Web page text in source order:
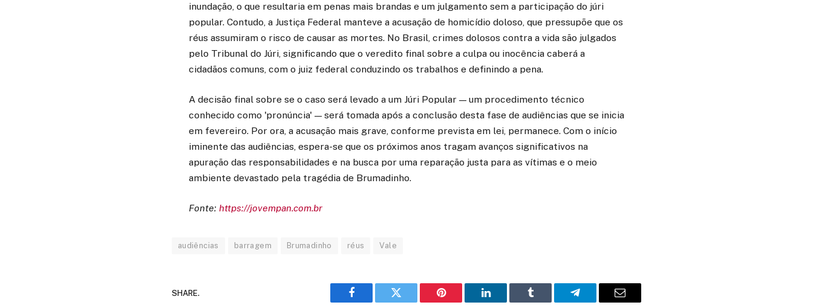
inundação, o que resultaria em penas mais brandas e um julgamento sem a participação do júri
popular. Contudo, a Justiça Federal manteve a acusação de homicídio doloso, que pressupõe que os
réus assumiram o risco de causar as mortes. No Brasil, crimes dolosos contra a vida são julgados
pelo Tribunal do Júri, significando que o veredito final sobre a culpa ou inocência caberá a
cidadãos comuns, com o juiz federal conduzindo os trabalhos e definindo a pena.
A decisão final sobre se o caso será levado a um Júri Popular — um procedimento técnico
conhecido como 'pronúncia' — será tomada após a conclusão desta fase de audiências que se inicia
em fevereiro. Por ora, a acusação mais grave, conforme prevista em lei, permanece. Com o início
iminente das audiências, espera-se que os próximos anos tragam avanços significativos na
apuração das responsabilidades e na busca por uma reparação justa para as vítimas e o meio
ambiente devastado pela tragédia de Brumadinho.
Fonte: https://jovempan.com.br
audiências barragem Brumadinho réus Vale
SHARE.
Facebook Twitter Pinterest LinkedIn Tumblr Telegram Email